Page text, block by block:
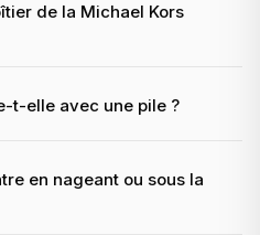
de la Michael Kors
t-elle avec une pile ?
en nageant ou sous la